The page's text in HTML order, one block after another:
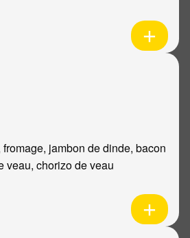
jambon de dinde, bacon
veau, chorizo de veau